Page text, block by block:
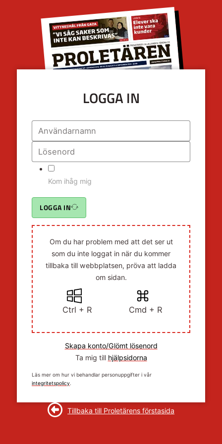
LOGGA IN
Kom ihåg mig
LOGGA IN
Om du har problem med att det ser ut
som du inte loggat in när du kommer
tillbaka till webbplatsen, pröva att ladda
om sidan.
Ctrl + R Cmd + R
Skapa konto/Glömt lösenord
Ta mig till hjälpsidorna
Läs mer om hur vi behandlar personuppgifter i vår
integritetspolicy.
Tillbaka till Proletärens förstasida